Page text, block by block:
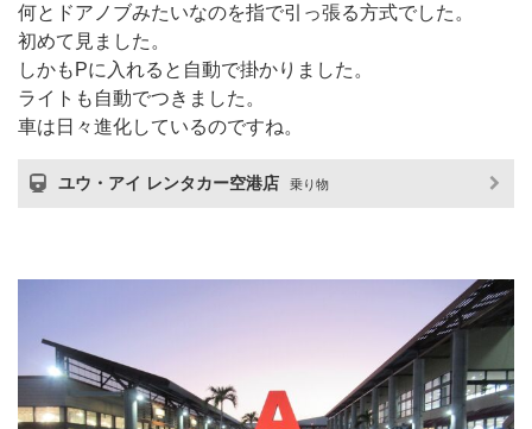
何とドアノブみたいなのを指で引っ張る方式でした。
初めて見ました。
しかもPに入れると自動で掛かりました。
ライトも自動でつきました。
車は日々進化しているのですね。
ユウ・アイ レンタカー空港店 乗り物